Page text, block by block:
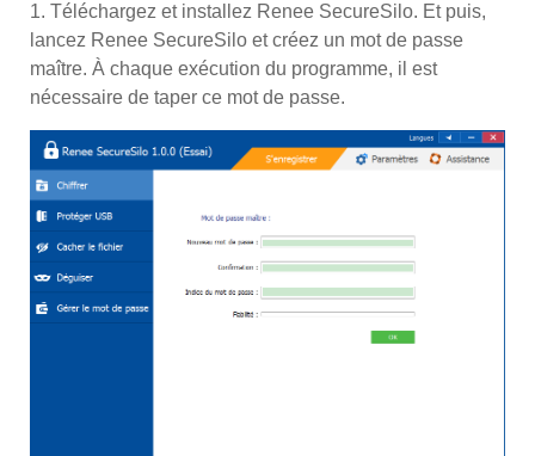
1. Téléchargez et installez Renee SecureSilo. Et puis,
lancez Renee SecureSilo et créez un mot de passe
maître. À chaque exécution du programme, il est
nécessaire de taper ce mot de passe.